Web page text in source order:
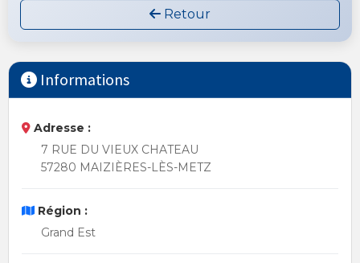
Retour
Informations
Adresse :
7 RUE DU VIEUX CHATEAU
57280 MAIZIÈRES-LÈS-METZ
Région :
Grand Est